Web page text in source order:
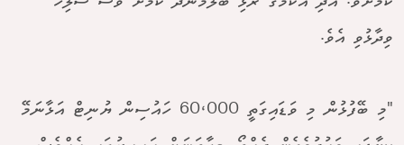
ވިދާޅުވި އެވެ.
"މި ބޭފުޅުން މި ވަޑައިގަތީ 60،000 ހައުސިން ޔުނިޓް އަޅާނަމޭ